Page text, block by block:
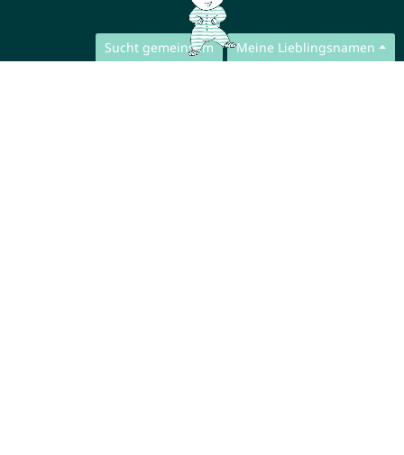
Sucht gemeinsam Meine Lieblingsnamen